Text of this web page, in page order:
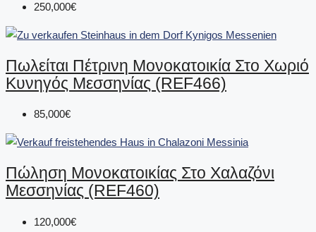
250,000€
Πωλείται Πέτρινη Μονοκατοικία Στο Χωριό
Κυνηγός Μεσσηνίας (REF466)
85,000€
Πώληση Μονοκατοικίας Στο Χαλαζόνι
Μεσσηνίας (REF460)
120,000€